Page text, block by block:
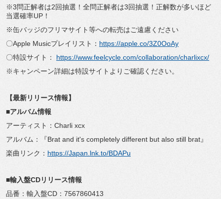
※3問正解者は2回抽選！全問正解者は3回抽選！正解数が多いほど
当選確率UP！
※缶バッジのフリマサイト等への転売はご遠慮ください
〇Apple Musicプレイリスト： https://apple.co/3Z0OoAy
〇特設サイト： https://www.feelcycle.com/collaboration/charlixcx/
※キャンペーン詳細は特設サイトよりご確認ください。
【最新リリース情報】
■アルバム情報
アーティスト：Charli xcx
アルバム：『Brat and it's completely different but also still brat』
楽曲リンク： https://Japan.lnk.to/BDAPu
■輸入盤CDリリース情報
品番：輸入盤CD：7567860413